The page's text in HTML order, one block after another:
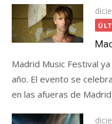
el
Madrid Music Festival
año. El evento se
en las afueras de